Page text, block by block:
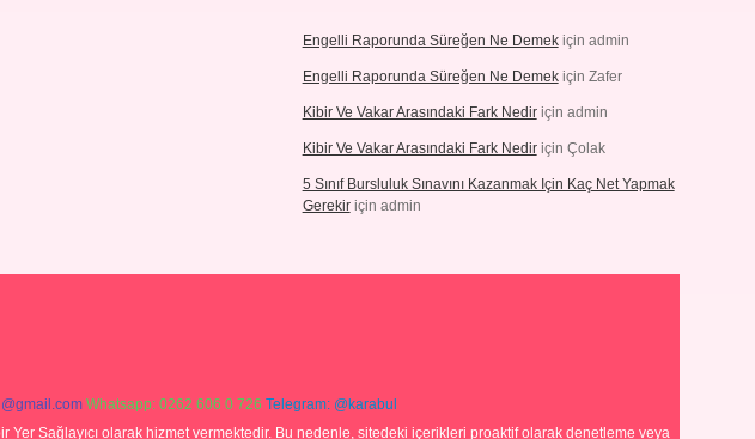
Engelli Raporunda Süreğen Ne Demekiçin admin
Engelli Raporunda Süreğen Ne Demekiçin Zafer
Kibir Ve Vakar Arasındaki Fark Nediriçin admin
Kibir Ve Vakar Arasındaki Fark Nediriçin Çolak
5 Sınıf Bursluluk Sınavını Kazanmak Için Kaç Net Yapmak
Gerekiriçin admin
Whatsapp: 0262 606 0 726 Telegram: @karabul
Sağlayıcı olarak hizmet vermektedir. Bu nedenle, sitedeki içerikleri proaktif olarak denetleme veya